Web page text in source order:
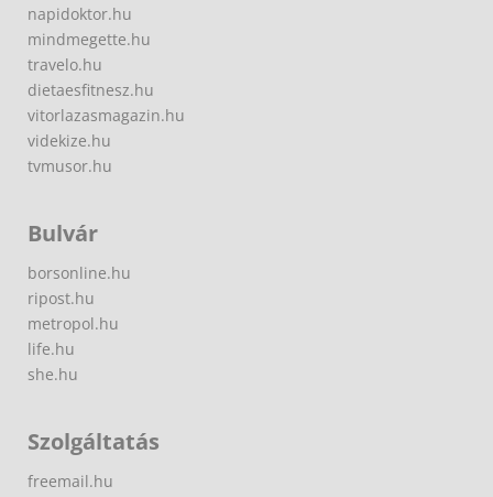
napidoktor.hu
mindmegette.hu
travelo.hu
dietaesfitnesz.hu
vitorlazasmagazin.hu
videkize.hu
tvmusor.hu
Bulvár
borsonline.hu
ripost.hu
metropol.hu
life.hu
she.hu
Szolgáltatás
freemail.hu